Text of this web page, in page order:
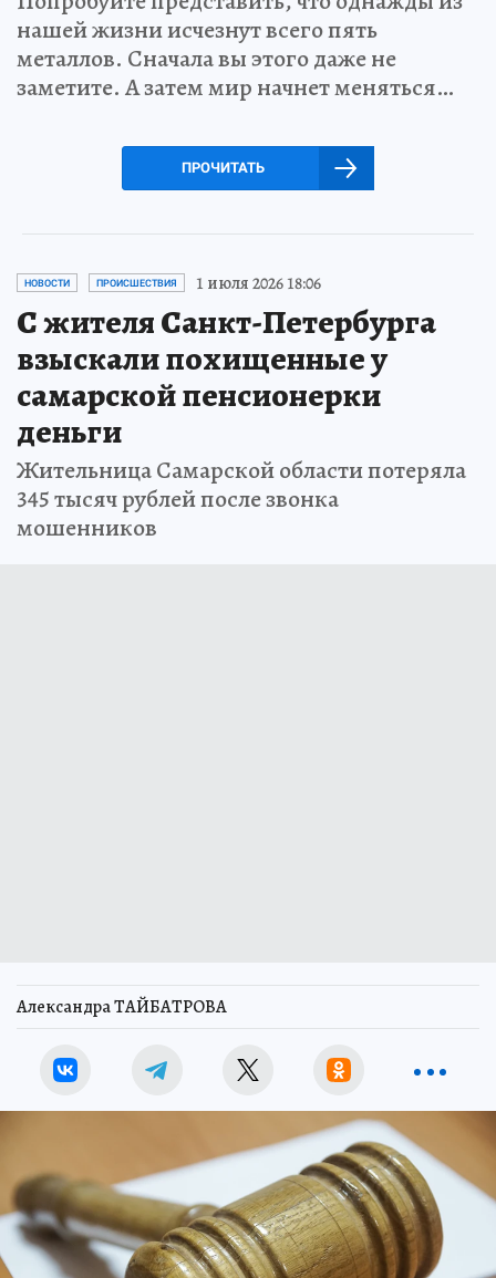
нашей жизни исчезнут всего пять
металлов. Сначала вы этого даже не
заметите. А затем мир начнет меняться…
ПРОЧИТАТЬ
НОВОСТИ ПРОИСШЕСТВИЯ 1 июля 2026 18:06
С жителя Санкт-Петербурга
взыскали похищенные у
самарской пенсионерки
деньги
Жительница Самарской области потеряла
345 тысяч рублей после звонка
мошенников
Александра ТАЙБАТРОВА